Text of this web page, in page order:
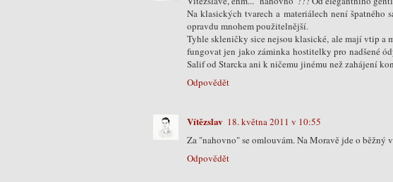
Na klasických tvarech a materiálech není
opravdu mnohem použitelnější.
Tyhle skleničky sice nejsou klasické, ale mají vtip a
fungovat jen jako záminka hostitelky pro nadšené
Salif od Starcka ani k ničemu jinému než zahájení
Odpovědět
Vítězslav 18. května 2011 v 10:55
Za "nahovno" se omlouvám. Na Moravě jde o
Odpovědět